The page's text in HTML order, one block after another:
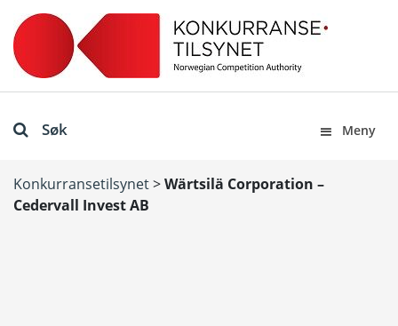
Søk Meny
Konkurransetilsynet>Wärtsilä Corporation –
Cedervall Invest AB